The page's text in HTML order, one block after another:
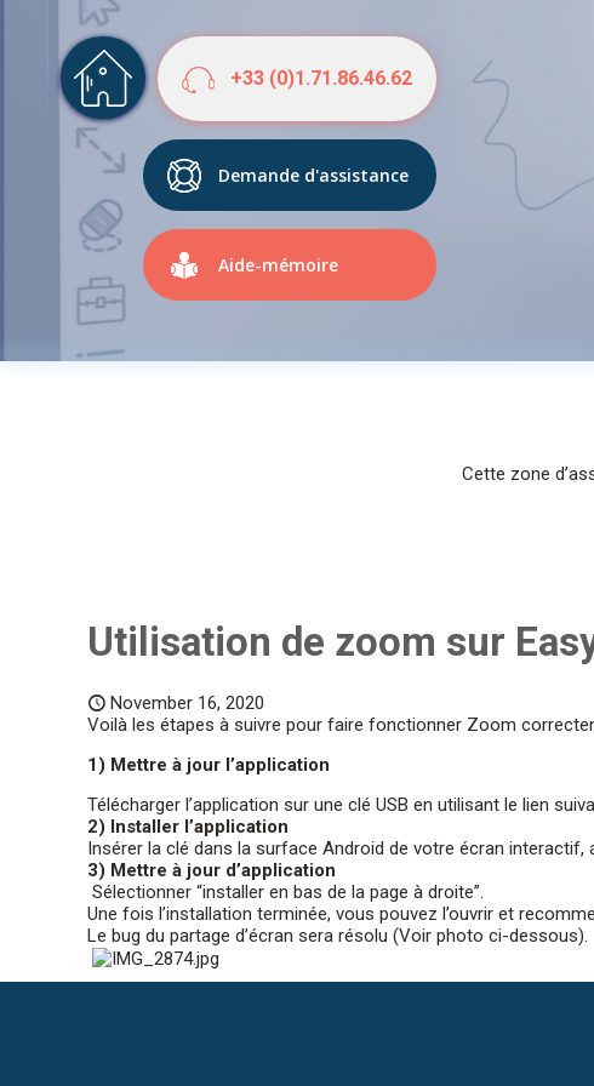
+33 (0)1.71.86.46.62
Demande d'assistance
Aide-mémoire
Cette zone
Utilisation de zoom sur
November 16, 2020
Voilà les étapes à suivre pour faire fonctionner Zoom
1) Mettre à jour l’application
Télécharger l’application sur une clé USB en utilisant le lien
2) Installer l’application
Insérer la clé dans la surface Android de votre écran interactif,
3) Mettre à jour d’application
Sélectionner “installer en bas de la page à droite”.
Une fois l’installation terminée, vous pouvez l’ouvrir et
Le bug du partage d’écran sera résolu (Voir photo ci-dessous).